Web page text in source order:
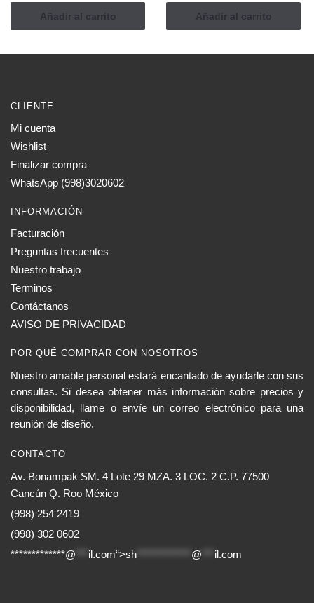
Añadir al carrito Añadir al carrito
CLIENTE
Mi cuenta
Wishlist
Finalizar compra
WhatsApp (998)3020602
INFORMACIÓN
Facturación
Preguntas frecuentes
Nuestro trabajo
Terminos
Contáctanos
AVISO DE PRIVACIDAD
POR QUÉ COMPRAR CON NOSOTROS
Nuestro amable personal estará encantado de ayudarle con sus
consultas. Si desea obtener más información sobre precios y
disponibilidad, llame o envíe un correo electrónico para una
reunión de diseño.
CONTACTO
Av. Bonampak SM. 4 Lote 29 MZA. 3 LOC. 2 C.P. 77500
Cancún Q. Roo México
(998) 254 2419
(998) 302 0602
*************@
il.com“>sh @ il.com